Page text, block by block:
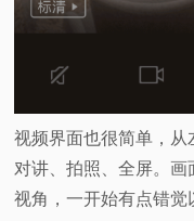
视频界面也很简单，
对讲、拍照、全屏。
视角，一开始有点错觉